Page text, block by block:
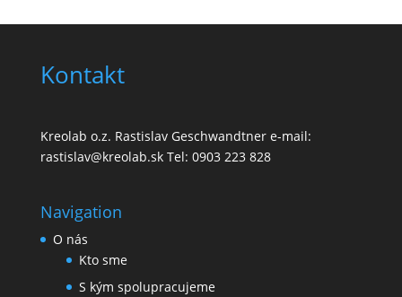
Kontakt
Kreolab o.z. Rastislav Geschwandtner e-mail:
rastislav@kreolab.sk Tel: 0903 223 828
Navigation
O nás
Kto sme
S kým spolupracujeme